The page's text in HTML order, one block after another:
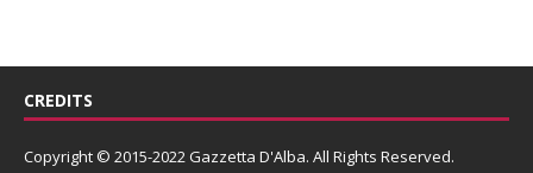
CREDITS
Copyright © 2015-2022 Gazzetta D'Alba. All Rights Reserved.